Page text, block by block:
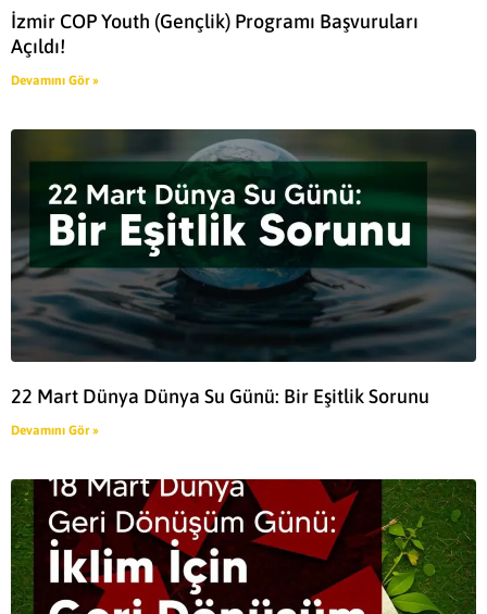
İzmir COP Youth (Gençlik) Programı Başvuruları
Açıldı!
Devamını Gör »
22 Mart Dünya Dünya Su Günü: Bir Eşitlik Sorunu
Devamını Gör »